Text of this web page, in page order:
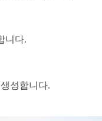
니다.
성합니다.